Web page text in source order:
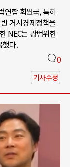
연합 회원국, 특히
거시경제정책을
NEC는 광범위한
했다.
0
기사수정